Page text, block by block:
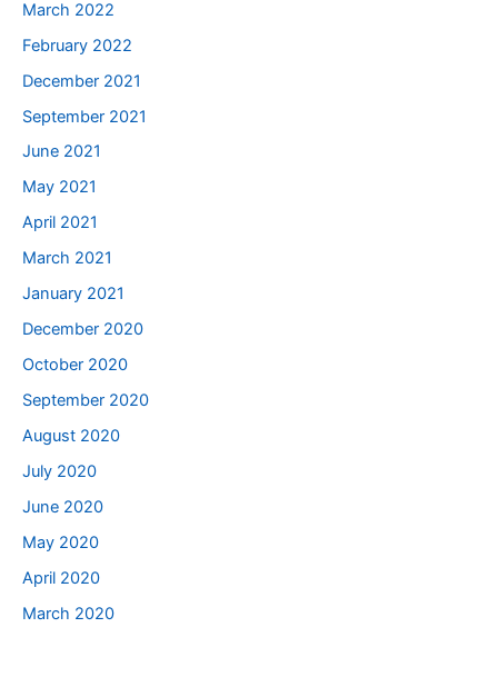
March 2022
February 2022
December 2021
September 2021
June 2021
May 2021
April 2021
March 2021
January 2021
December 2020
October 2020
September 2020
August 2020
July 2020
June 2020
May 2020
April 2020
March 2020